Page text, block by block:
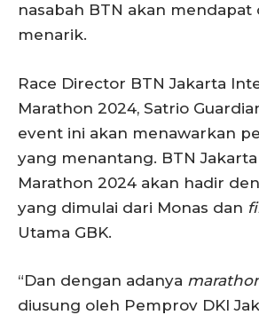
nasabah BTN akan mendapat
menarik.
Race Director BTN Jakarta
Marathon 2024, Satrio
event ini akan menawarkan
yang menantang. BTN
Marathon 2024 akan hadir
yang dimulai dari Monas dan
Utama GBK.
“Dan dengan adanya
diusung oleh Pemprov DKI